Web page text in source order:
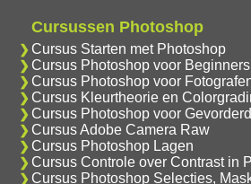
Cursussen Photoshop
Cursus Starten met Photoshop
Cursus Photoshop voor Beginners
Cursus Photoshop voor
Cursus Kleurtheorie en
Cursus Photoshop voor
Cursus Adobe Camera Raw
Cursus Photoshop Lagen
Cursus Controle over Contrast in
Cursus Photoshop Selecties,